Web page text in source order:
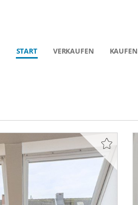
START VERKAUFEN KAUFEN